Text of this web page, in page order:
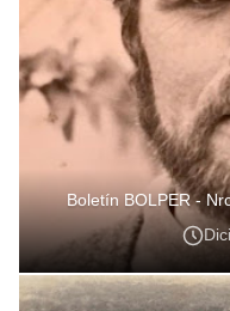
Boletín BOLPER -